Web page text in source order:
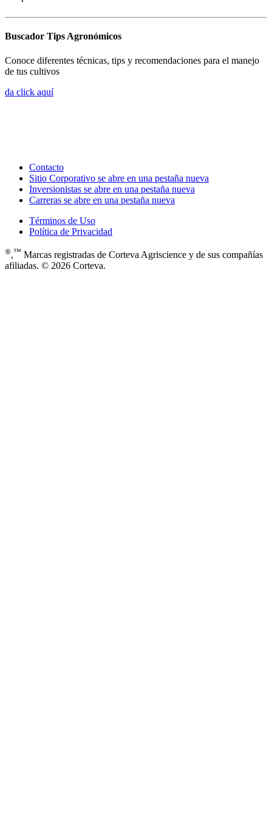
Buscador Tips Agronómicos
Conoce diferentes técnicas, tips y recomendaciones para el manejo
de tus cultivos
da click aquí
Contacto
Sitio Corporativo se abre en una pestaña nueva
Inversionistas se abre en una pestaña nueva
Carreras se abre en una pestaña nueva
Términos de Uso
Política de Privacidad
®,™ Marcas registradas de Corteva Agriscience y de sus compañías
afiliadas. © 2026 Corteva.